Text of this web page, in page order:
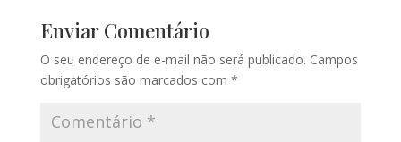
Enviar Comentário
O seu endereço de e-mail não será publicado. Campos
obrigatórios são marcados com *